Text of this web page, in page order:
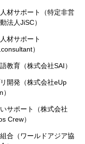
材サポート（特定非営
法人JiSC）
材サポート
）
教育（株式会社SAI）
開発（株式会社eUp
サポート（株式会社
Crew）
合（ワールドアジア協